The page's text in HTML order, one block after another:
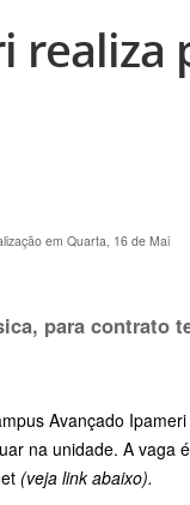
realiza
em Quarta, 16 de Mai
para contrato
Avançado
na unidade. A vaga
(veja link abaixo).